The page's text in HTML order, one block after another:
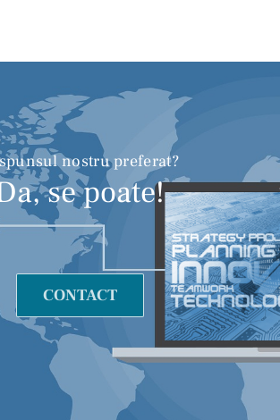
nostru preferat?
se poate!
CONTACT